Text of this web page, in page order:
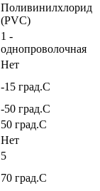
Поливинилхлорид
(PVC)
1 -
однопроволочная
Нет
-15 град.C
-50 град.C
50 град.C
Нет
5
70 град.C